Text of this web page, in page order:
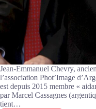
Jean-Emmanuel Chevry,
l’association Phot’Image
est depuis 2015 membre «
par Marcel Cassagnes
tient…